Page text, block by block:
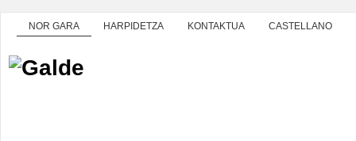
NOR GARA HARPIDETZA KONTAKTUA CASTELLANO